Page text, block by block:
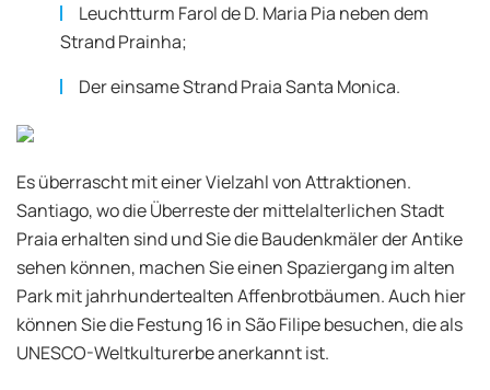
Leuchtturm Farol de D. Maria Pia neben dem
Strand Prainha;
Der einsame Strand Praia Santa Monica.
Es überrascht mit einer Vielzahl von Attraktionen.
Santiago, wo die Überreste der mittelalterlichen Stadt
Praia erhalten sind und Sie die Baudenkmäler der Antike
sehen können, machen Sie einen Spaziergang im alten
Park mit jahrhundertealten Affenbrotbäumen. Auch hier
können Sie die Festung 16 in São Filipe besuchen, die als
UNESCO-Weltkulturerbe anerkannt ist.